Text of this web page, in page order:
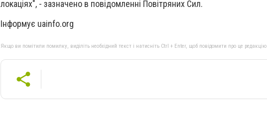
локаціях", - зазначено в повідомленні Повітряних Сил.
Інформує uainfo.org
Якщо ви помітили помилку, виділіть необхідний текст і натисніть Ctrl + Enter, щоб повідомити про це редакцію